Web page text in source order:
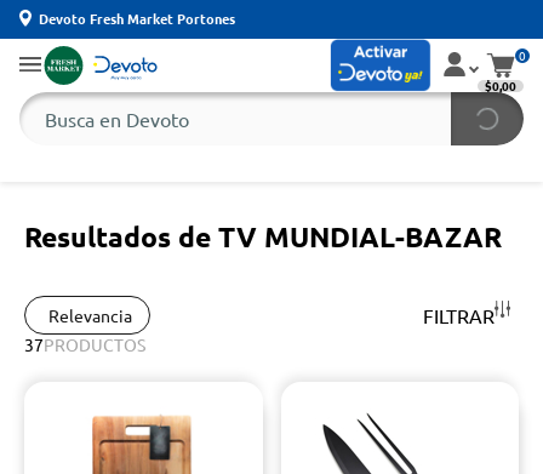
Devoto Fresh Market Portones
0
$0,00
Resultados de TV MUNDIAL-BAZAR
Relevancia FILTRAR
37PRODUCTOS